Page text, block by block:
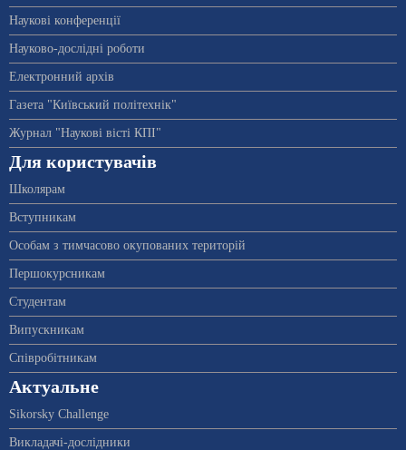
Наукові конференції
Науково-дослідні роботи
Електронний архів
Газета "Київський політехнік"
Журнал "Наукові вісті КПІ"
Для користувачів
Школярам
Вступникам
Особам з тимчасово окупованих територій
Першокурсникам
Студентам
Випускникам
Співробітникам
Актуальне
Sikorsky Challenge
Викладачі-дослідники